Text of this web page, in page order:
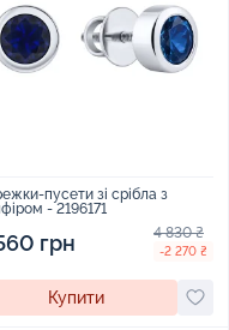
пусети зі срібла з
- 2196171
грн 4 830 ₴
-2 270 ₴
Купити